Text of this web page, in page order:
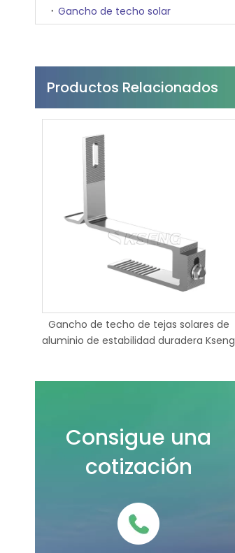
Gancho de techo solar
Productos Relacionados
Gancho de techo de tejas solares de
aluminio de estabilidad duradera Kseng
Consigue una
cotización